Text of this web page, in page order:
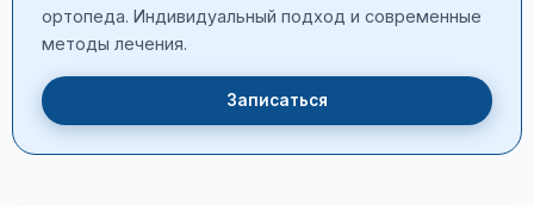
ортопеда. Индивидуальный подход и современные
методы лечения.
Записаться